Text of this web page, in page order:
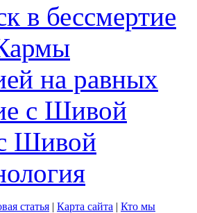
в бессмертие
на равных
с Шивой
Шивой
статья | Карта сайта | Кто мы